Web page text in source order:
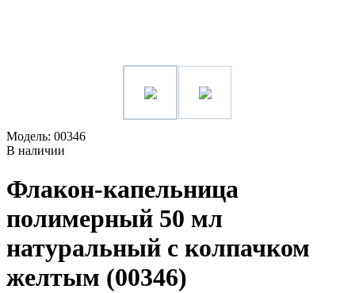
Модель: 00346
В наличии
Флакон-капельница
полимерный 50 мл
натуральный с колпачком
желтым (00346)